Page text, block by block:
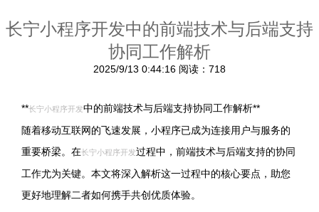
长宁小程序开发中的前端技术与后端支持
协同工作解析
2025/9/13 0:44:16 阅读：718
**长宁小程序开发中的前端技术与后端支持协同工作解析**
随着移动互联网的飞速发展，小程序已成为连接用户与服务的
重要桥梁。在长宁小程序开发过程中，前端技术与后端支持的协同
工作尤为关键。本文将深入解析这一过程中的核心要点，助您
更好地理解二者如何携手共创优质体验。